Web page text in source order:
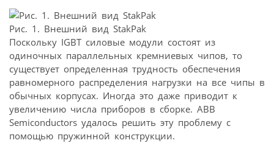
Рис. 1. Внешний вид StakPak
Поскольку IGBT силовые модули состоят из
одиночных параллельных кремниевых чипов, то
существует определенная трудность обеспечения
равномерного распределения нагрузки на все чипы в
обычных корпусах. Иногда это даже приводит к
увеличению числа приборов в сборке. АВВ
Semiconductors удалось решить эту проблему с
помощью пружинной конструкции.